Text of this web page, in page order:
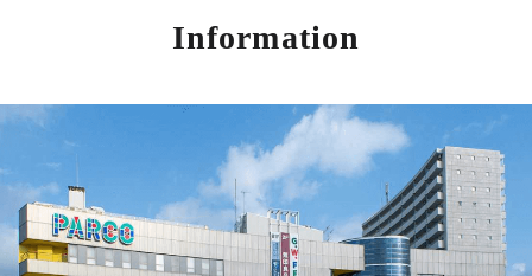
Information